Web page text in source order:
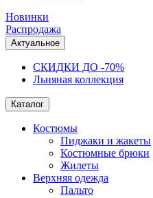
Новинки
Распродажа
Актуальное
СКИДКИ ДО -70%
Льняная коллекция
Каталог
Костюмы
Пиджаки и жакеты
Костюмные брюки
Жилеты
Верхняя одежда
Пальто